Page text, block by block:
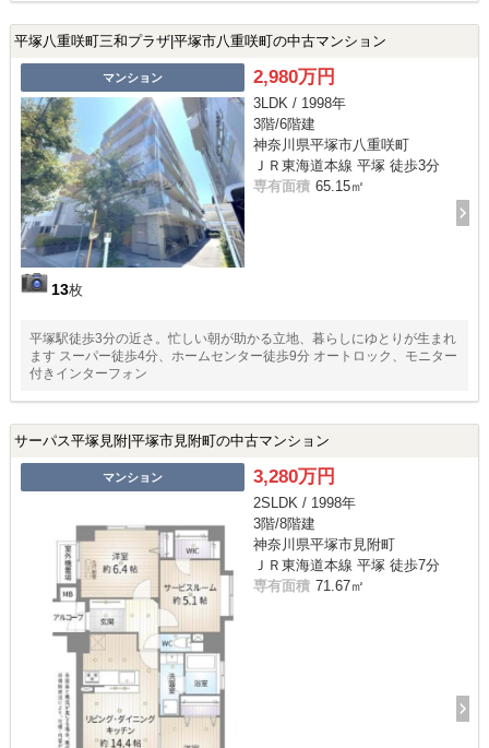
平塚八重咲町三和プラザ|平塚市八重咲町の中古マンション
マンション
13枚
2,980万円
3LDK / 1998年
3階/6階建
神奈川県平塚市八重咲町
ＪＲ東海道本線 平塚 徒歩3分
専有面積 65.15㎡
平塚駅徒歩3分の近さ。忙しい朝が助かる立地、暮らしにゆとりが生まれ
ます スーパー徒歩4分、ホームセンター徒歩9分 オートロック、モニター
付きインターフォン
サーパス平塚見附|平塚市見附町の中古マンション
マンション 3,280万円
2SLDK / 1998年
3階/8階建
神奈川県平塚市見附町
ＪＲ東海道本線 平塚 徒歩7分
専有面積 71.67㎡